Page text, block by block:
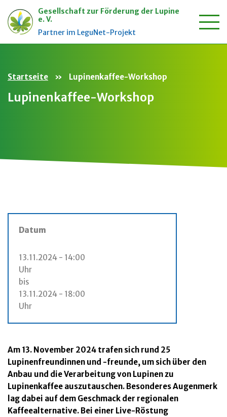
Zum
Gesellschaft zur Förderung der Lupine
e. V.
Partner im LeguNet-Projekt
Startseite » Lupinenkaffee-Workshop
Lupinenkaffee-Workshop
Datum
13.11.2024 - 14:00
Uhr
bis
13.11.2024 - 18:00
Uhr
Am 13. November 2024 trafen sich rund 25
Lupinenfreundinnen und -freunde, um sich über den
Anbau und die Verarbeitung von Lupinen zu
Lupinenkaffee auszutauschen. Besonderes Augenmerk
lag dabei auf dem Geschmack der regionalen
Kaffeealternative. Bei einer Live-Röstung